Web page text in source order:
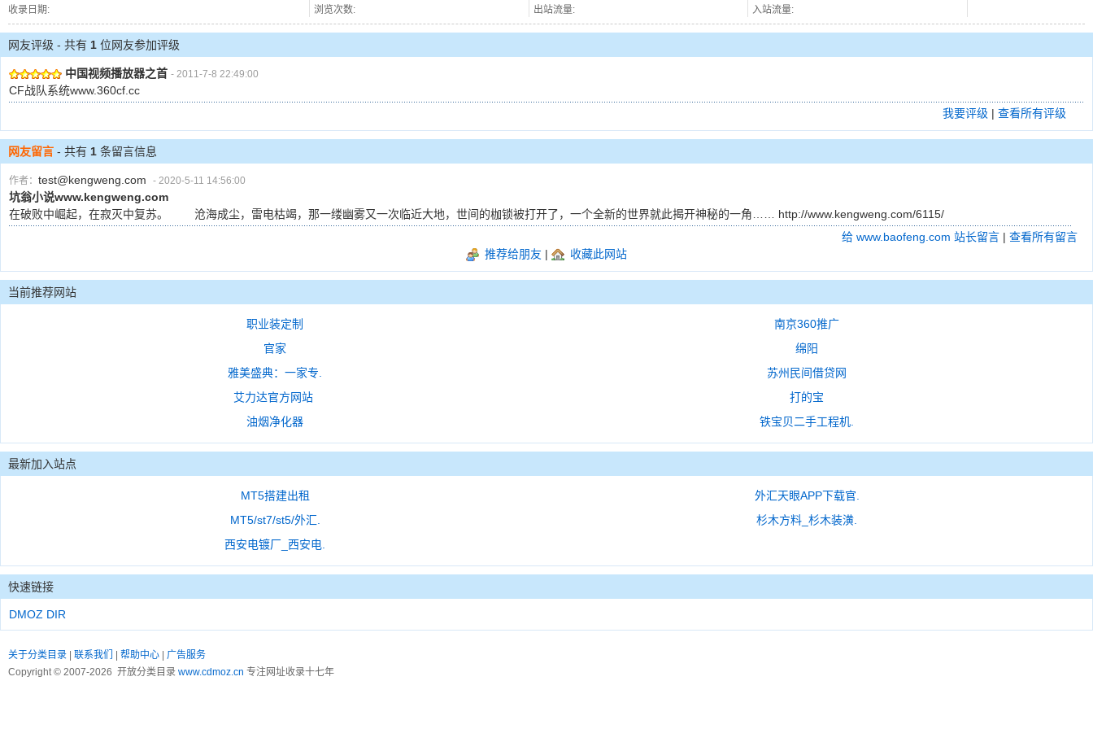
收录日期: 浏览次数: 出站流量: 入站流量:
网友评级 - 共有 1 位网友参加评级
中国视频播放器之首 - 2011-7-8 22:49:00
CF战队系统www.360cf.cc
我要评级 | 查看所有评级
网友留言 - 共有 1 条留言信息
作者： test@kengweng.com - 2020-5-11 14:56:00
坑翁小说www.kengweng.com
在破败中崛起，在寂灭中复苏。 沧海成尘，雷电枯竭，那一缕幽雾又一次临近大地，世间的枷锁被打开了，一个全新的世界就此揭开神秘的一角…… http://www.kengweng.com/6115/
给 www.baofeng.com 站长留言 | 查看所有留言
推荐给朋友 | 收藏此网站
当前推荐网站
职业装定制
南京360推广
官家
绵阳
雅美盛典：一家专.
苏州民间借贷网
艾力达官方网站
打的宝
油烟净化器
铁宝贝二手工程机.
最新加入站点
MT5搭建出租
外汇天眼APP下载官.
MT5/st7/st5/外汇.
杉木方料_杉木装潢.
西安电镀厂_西安电.
快速链接
DMOZ DIR
关于分类目录 联系我们 帮助中心
广告服务
Copyright © 2007-2026 开放分类目录 www.cdmoz.cn 专注网址收录十七年